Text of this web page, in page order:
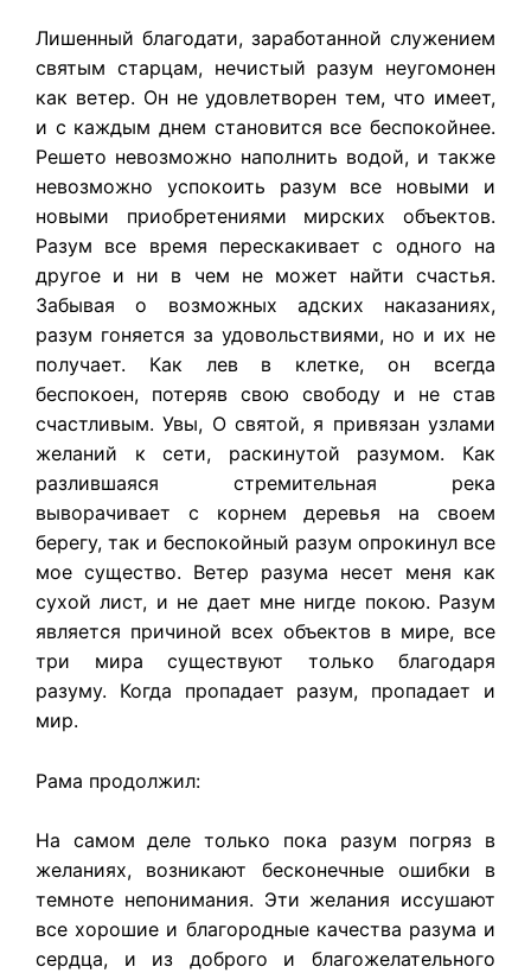
Лишенный благодати, заработанной служением
святым старцам, нечистый разум неугомонен
как ветер. Он не удовлетворен тем, что имеет,
и с каждым днем становится все беспокойнее.
Решето невозможно наполнить водой, и также
невозможно успокоить разум все новыми и
новыми приобретениями мирских объектов.
Разум все время перескакивает с одного на
другое и ни в чем не может найти счастья.
Забывая о возможных адских наказаниях,
разум гоняется за удовольствиями, но и их не
получает. Как лев в клетке, он всегда
беспокоен, потеряв свою свободу и не став
счастливым. Увы, О святой, я привязан узлами
желаний к сети, раскинутой разумом. Как
разлившаяся стремительная река
выворачивает с корнем деревья на своем
берегу, так и беспокойный разум опрокинул все
мое существо. Ветер разума несет меня как
сухой лист, и не дает мне нигде покою. Разум
является причиной всех объектов в мире, все
три мира существуют только благодаря
разуму. Когда пропадает разум, пропадает и
мир.
Рама продолжил:
На самом деле только пока разум погряз в
желаниях, возникают бесконечные ошибки в
темноте непонимания. Эти желания иссушают
все хорошие и благородные качества разума и
сердца, и из доброго и благожелательного